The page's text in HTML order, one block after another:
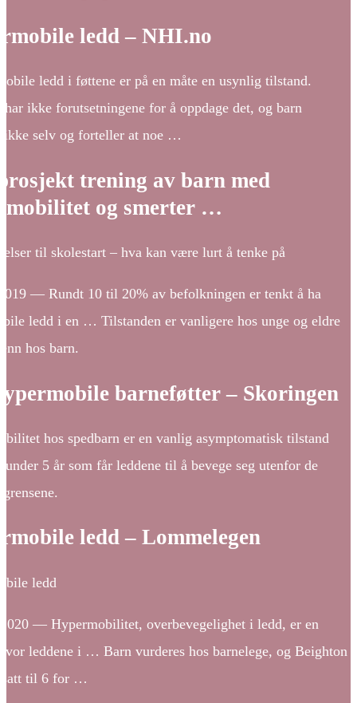
ledd – NHI.no
ledd i føttene er på en måte en usynlig tilstand.
har ikke forutsetningene for å oppdage det, og barn
ikke selv og forteller at noe …
trening av barn med
og smerter …
til skolestart – hva kan være lurt å tenke på
— Rundt 10 til 20% av befolkningen er tenkt å ha
ledd i en … Tilstanden er vanligere hos unge og eldre
hos barn.
barneføtter – Skoringen
hos spedbarn er en vanlig asymptomatisk tilstand
under 5 år som får leddene til å bevege seg utenfor de
ledd – Lommelegen
ledd
— Hypermobilitet, overbevegelighet i ledd, er en
leddene i … Barn vurderes hos barnelege, og Beighton
satt til 6 for …